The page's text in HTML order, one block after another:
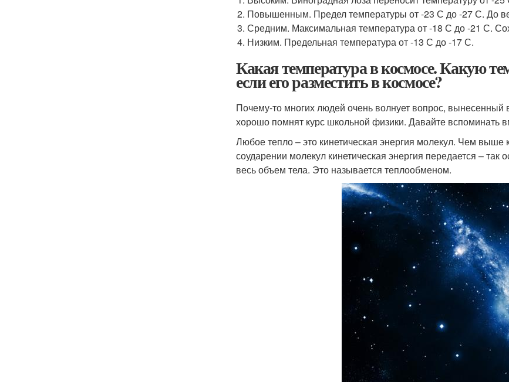
Повышенным. Предел температуры от -23 С до -27 С. До
Средним. Максимальная температура от -18 С до -21 С.
Низким. Предельная температура от -13 С до -17 С.
Какая температура в космосе. Какую
если его разместить в космосе?
Почему-то многих людей очень волнует вопрос, вынесенный
хорошо помнят курс школьной физики. Давайте вспоминать
Любое тепло – это кинетическая энергия молекул. Чем
соударении молекул кинетическая энергия передается –
весь объем тела. Это называется теплообменом.